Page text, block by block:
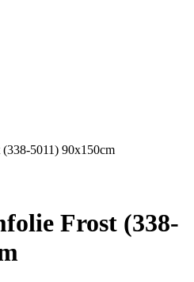
(338-5011) 90x150cm
Frost (338-